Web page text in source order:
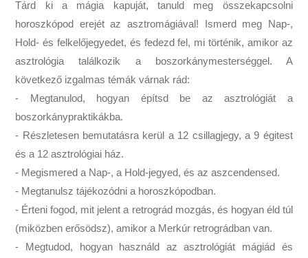
Tárd ki a mágia kapuját, tanuld meg összekapcsolni
horoszkópod erejét az asztromágiával! Ismerd meg Nap-,
Hold- és felkelőjegyedet, és fedezd fel, mi történik, amikor az
asztrológia találkozik a boszorkánymesterséggel. A
következő izgalmas témák várnak rád:
- Megtanulod, hogyan építsd be az asztrológiát a
boszorkánypraktikákba.
- Részletesen bemutatásra kerül a 12 csillagjegy, a 9 égitest
és a 12 asztrológiai ház.
- Megismered a Nap-, a Hold-jegyed, és az aszcendensed.
- Megtanulsz tájékozódni a horoszkópodban.
- Érteni fogod, mit jelent a retrográd mozgás, és hogyan éld túl
(miközben erősödsz), amikor a Merkúr retrográdban van.
- Megtudod, hogyan használd az asztrológiát mágiád és